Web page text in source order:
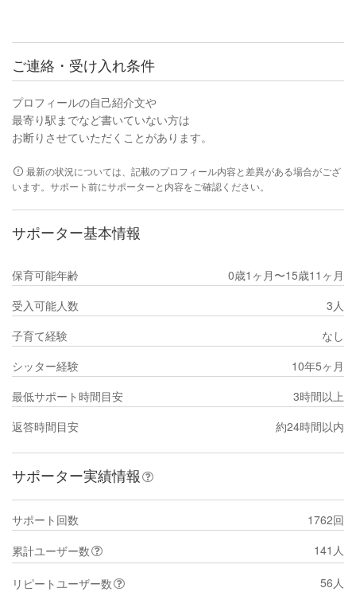
ご連絡・受け入れ条件
プロフィールの自己紹介文や
最寄り駅までなど書いていない方は
お断りさせていただくことがあります。
最新の状況については、記載のプロフィール内容と差異がある場合がござ
います。サポート前にサポーターと内容をご確認ください。
サポーター基本情報
保育可能年齢
0歳1ヶ月〜15歳11ヶ月
受入可能人数
3人
子育て経験
なし
シッター経験
10年5ヶ月
最低サポート時間目安
3時間以上
返答時間目安
約24時間以内
サポーター実績情報
サポート回数
1762回
累計ユーザー数
141人
リピートユーザー数 56人